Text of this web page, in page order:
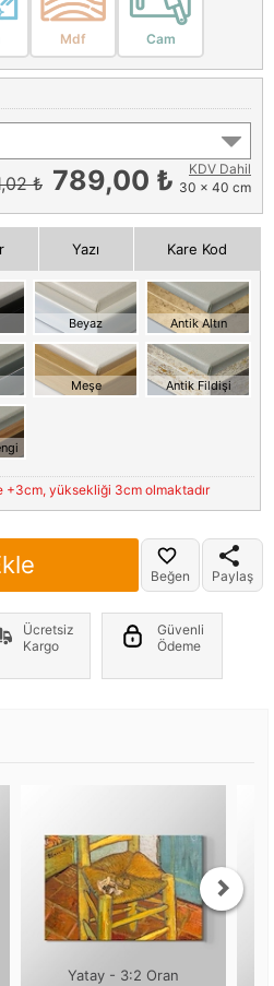
Mdf Cam
₺ 789,00 ₺
KDV Dahil
30 x 40 cm
Yazı Kare Kod
Beyaz Antik Altın
Meşe Antik Fildişi
+3cm, yüksekliği 3cm olmaktadır
Beğen Paylaş
Ücretsiz
Kargo
Güvenli
Ödeme
Yatay - 3:2 Oran